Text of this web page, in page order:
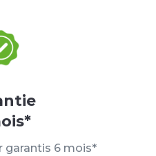
garantis 6 mois*